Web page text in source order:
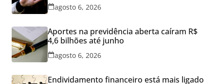
agosto 6, 2026
Aportes na previdência aberta caíram R$
4,6 bilhões até junho
agosto 6, 2026
Endividamento financeiro está mais ligado